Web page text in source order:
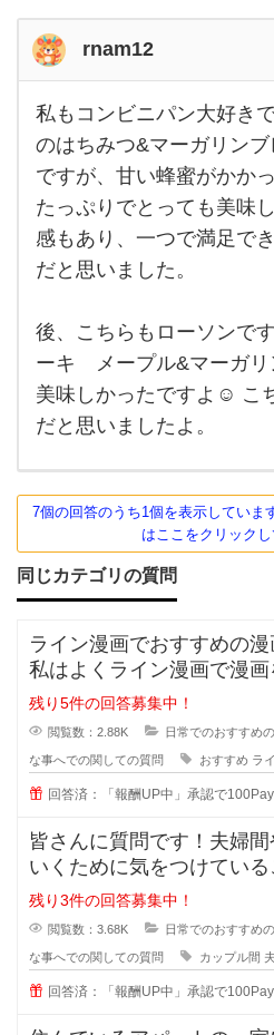
ビ
ニ
に行
く
と
だ
い
た
い同
じ
よ
う
な商
rnam12
私も
コン
ビニ
パン
大好
きで
す。
最
近、
ロー
のは
ちみ
つ&
マー
ガリ
ンブ
レ
私もコンビニパン大好き
のはちみつ&マーガリン
ですが、甘い蜂蜜がかか
たっぷりでとっても美味
感もあり、一つで満足で
だと思いました。
後、こちらもローソンで
ーキ メープル&マーガ
美味しかったですよ☺︎ こ
だと思いましたよ。
7個の回答のうち1個を表示していま
はここをクリックし
同じカテゴリの質問
ライン漫画でおすすめの漫
私はよくライン漫画で漫
のおすすめがあれ
残り5件の回答募集中！
閲覧数：2.88K 日常でのおすすめ
な事へでの関しての質問 おすすめ ラ
回答済：「報酬UP中」承認で
皆さんに質問です！夫婦
いくために気をつけてい
私は夫と結婚10年目ですが
残り3件の回答募集中！
閲覧数：3.68K 日常でのおすすめ
な事へでの関しての質問 カップル間
回答済：「報酬UP中」承認で